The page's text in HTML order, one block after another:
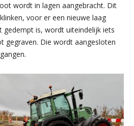
wordt in lagen aangebracht. Dit
voor er een nieuwe laag
gedempt is, wordt uiteindelijk iets
gegraven. Die wordt aangesloten